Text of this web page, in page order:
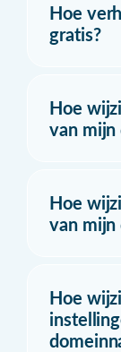
Hoe
gratis?
Hoe
van mijn
Hoe
van mijn
Hoe